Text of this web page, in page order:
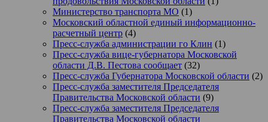
Министерство транспорта МО (1)
Московский областной единый информационно-
расчетный центр (4)
Пресс-служба администрации го Клин (1)
Пресс-служба вице-губернатора Московской
области Д.В. Пестова сообщает (32)
Пресс-служба Губернатора Московской области (2)
Пресс-служба заместителя Председателя
Правительства Московской области (9)
Пресс-служба заместителя Председателя
Правительства Московской области